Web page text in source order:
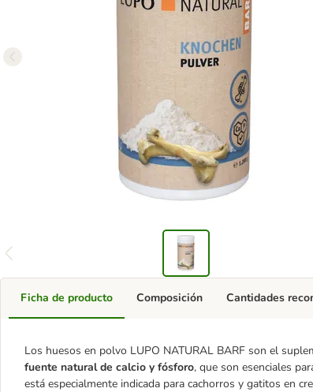
Ficha de producto
Los huesos en polvo LUPO NATURAL BARF son el
fuente natural de calcio y fósforo, que son esenciales
está especialmente indicada para cachorros y gatitos en
Composición Cantidades